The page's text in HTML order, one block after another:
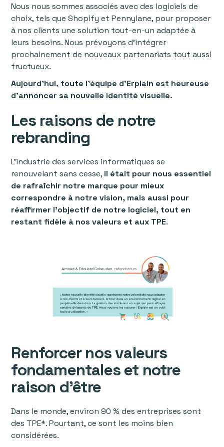
Nous nous sommes associés avec des logiciels de
choix, tels que Shopify et Pennylane, pour proposer
à nos clients une solution tout-en-un adaptée à
leurs besoins. Nous prévoyons d’intégrer
prochainement de nouveaux partenariats tout aussi
fructueux.
Aujourd’hui, toute l’équipe d’Erplain est heureuse
d’annoncer sa nouvelle identité visuelle.
Les raisons de notre
rebranding
L’industrie des services informatiques se
renouvelant sans cesse, il était pour nous essentiel
de rafraîchir notre marque pour mieux
correspondre à notre vision, mais aussi pour
réaffirmer l’objectif de notre logiciel, tout en
restant fidèle à nos valeurs et aux TPE.
Renforcer nos valeurs
fondamentales et notre
raison d’être
Dans le monde, environ 90 % des entreprises sont
des TPE*. Pourtant, ce sont les moins bien
considérées.